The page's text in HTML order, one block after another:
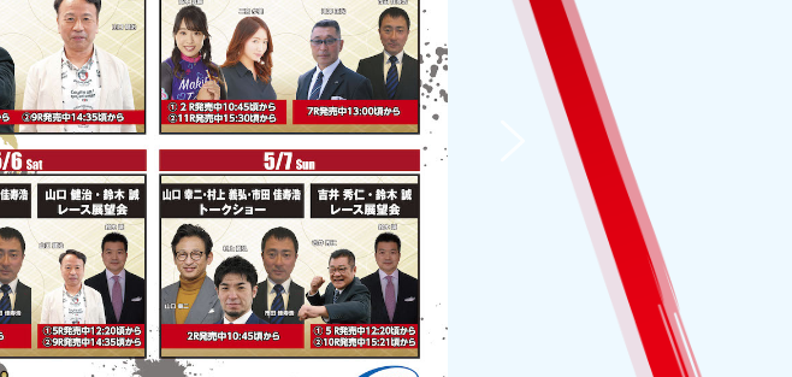
た。
日本選手権競輪オリジナルQUOカード500円
キャンペーン実施中！
ルギフトが1,000名様に当たるTwitterキャンペ
開しました。
オリジナルTシャツとQUOカード計5000円分
キャンペーン実施中！